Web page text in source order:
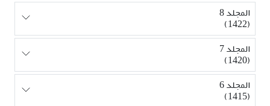
المجلد 8
(1422)
المجلد 7
(1420)
المجلد 6
(1415)